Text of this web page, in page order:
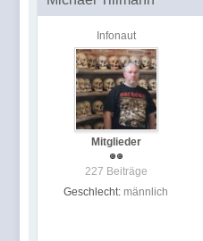
Infonaut
Mitglieder
227 Beiträge
Geschlecht: männlich